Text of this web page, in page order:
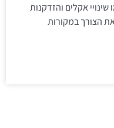
אקלים והזדקנות
הצורך במקורות